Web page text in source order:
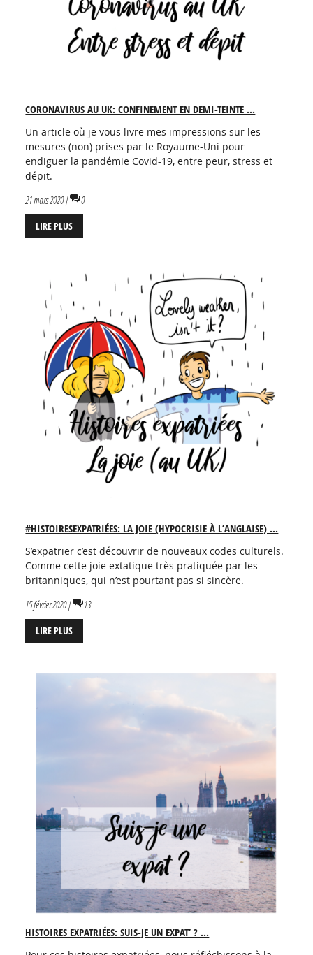
CORONAVIRUS AU UK: CONFINEMENT EN DEMI-TEINTE ...
Un article où je vous livre mes impressions sur les
mesures (non) prises par le Royaume-Uni pour
endiguer la pandémie Covid-19, entre peur, stress et
dépit.
21 mars 2020 |
0
LIRE PLUS
#HISTOIRESEXPATRIÉES: LA JOIE (HYPOCRISIE À L’ANGLAISE) ...
S’expatrier c’est découvrir de nouveaux codes culturels.
Comme cette joie extatique très pratiquée par les
britanniques, qui n’est pourtant pas si sincère.
15 février 2020 |
13
LIRE PLUS
HISTOIRES EXPATRIÉES: SUIS-JE UN EXPAT’ ? ...